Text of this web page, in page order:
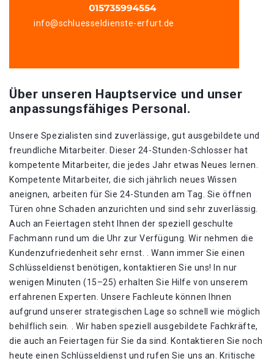
info@schluesseldienste-erfurt.de
Über unseren Hauptservice und unser
anpassungsfähiges Personal.
Unsere Spezialisten sind zuverlässige, gut ausgebildete und
freundliche Mitarbeiter. Dieser 24-Stunden-Schlosser hat
kompetente Mitarbeiter, die jedes Jahr etwas Neues lernen.
Kompetente Mitarbeiter, die sich jährlich neues Wissen
aneignen, arbeiten für Sie 24-Stunden am Tag. Sie öffnen
Türen ohne Schaden anzurichten und sind sehr zuverlässig.
Auch an Feiertagen steht Ihnen der speziell geschulte
Fachmann rund um die Uhr zur Verfügung. Wir nehmen die
Kundenzufriedenheit sehr ernst. . Wann immer Sie einen
Schlüsseldienst benötigen, kontaktieren Sie uns! In nur
wenigen Minuten (15–25) erhalten Sie Hilfe von unserem
erfahrenen Experten. Unsere Fachleute können Ihnen
aufgrund unserer strategischen Lage so schnell wie möglich
behilflich sein. . Wir haben speziell ausgebildete Fachkräfte,
die auch an Feiertagen für Sie da sind. Kontaktieren Sie noch
heute einen Schlüsseldienst und rufen Sie uns an. Kritische